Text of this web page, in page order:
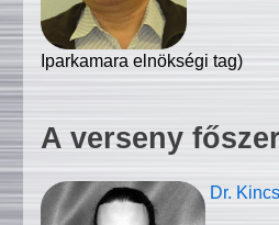
Iparkamara elnökségi tag)
A verseny
Dr.